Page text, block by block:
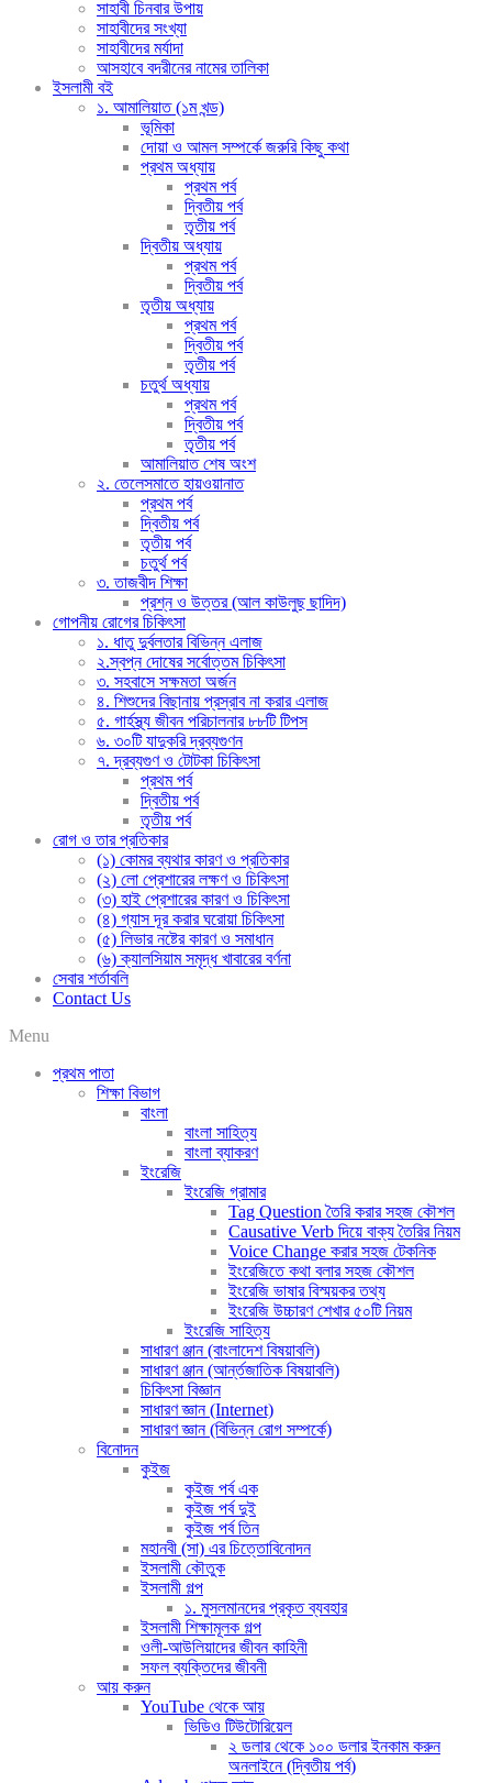
সাহাবী চিনবার উপায়
সাহাবীদের সংখ্যা
সাহাবীদের মর্যাদা
আসহাবে বদরীনের নামের তালিকা
ইসলামী বই
১. আমালিয়াত (১ম খন্ড)
ভূমিকা
দোয়া ও আমল সম্পর্কে জরুরি কিছু কথা
প্রথম অধ্যায়
প্রথম পর্ব
দ্বিতীয় পর্ব
তৃতীয় পর্ব
দ্বিতীয় অধ্যায়
প্রথম পর্ব
দ্বিতীয় পর্ব
তৃতীয় অধ্যায়
প্রথম পর্ব
দ্বিতীয় পর্ব
তৃতীয় পর্ব
চতুর্থ অধ্যায়
প্রথম পর্ব
দ্বিতীয় পর্ব
তৃতীয় পর্ব
আমালিয়াত শেষ অংশ
২. তেলেসমাতে হায়ওয়ানাত
প্রথম পর্ব
দ্বিতীয় পর্ব
তৃতীয় পর্ব
চতুর্থ পর্ব
৩. তাজবীদ শিক্ষা
প্রশ্ন ও উত্তর (আল কাউলুছ ছাদিদ)
গোপনীয় রোগের চিকিৎসা
১. ধাতু দুর্বলতার বিভিন্ন এলাজ
২.স্বপ্ন দোষের সর্বোত্তম চিকিৎসা
৩. সহবাসে সক্ষমতা অর্জন
৪. শিশুদের বিছানায় প্রস্রাব না করার এলাজ
৫. গার্হস্থ্য জীবন পরিচালনার ৮৮টি টিপস
৬. ৩০টি যাদুকরি দ্রব্যগুণন
৭. দ্রব্যগুণ ও টোটকা চিকিৎসা
প্রথম পর্ব
দ্বিতীয় পর্ব
তৃতীয় পর্ব
রোগ ও তার প্রতিকার
(১) কোমর ব্যথার কারণ ও প্রতিকার
(২) লো প্রেশারের লক্ষণ ও চিকিৎসা
(৩) হাই প্রেশারের কারণ ও চিকিৎসা
(৪) গ্যাস দূর করার ঘরোয়া চিকিৎসা
(৫) লিভার নষ্টের কারণ ও সমাধান
(৬) ক্যালসিয়াম সমৃদ্ধ খাবারের বর্ণনা
সেবার শর্তাবলি
Contact Us
Menu
প্রথম পাতা
শিক্ষা বিভাগ
বাংলা
বাংলা সাহিত্য
বাংলা ব্যাকরণ
ইংরেজি
ইংরেজি গ্রামার
Tag Question তৈরি করার সহজ কৌশল
Causative Verb দিয়ে বাক্য তৈরির নিয়ম
Voice Change করার সহজ টেকনিক
ইংরেজিতে কথা বলার সহজ কৌশল
ইংরেজি ভাষার বিস্ময়কর তথ্য
ইংরেজি উচ্চারণ শেখার ৫০টি নিয়ম
ইংরেজি সাহিত্য
সাধারণ ঞ্জান (বাংলাদেশ বিষয়াবলি)
সাধারণ ঞ্জান (আর্ন্তজাতিক বিষয়াবলি)
চিকিৎসা বিজ্ঞান
সাধারণ জ্ঞান (Internet)
সাধারণ জ্ঞান (বিভিন্ন রোগ সম্পর্কে)
বিনোদন
কুইজ
কুইজ পর্ব এক
কুইজ পর্ব দুই
কুইজ পর্ব তিন
মহানবী (সা) এর চিত্তোবিনোদন
ইসলামী কৌতুক
ইসলামী গল্প
১. মুসলমানদের প্রকৃত ব্যবহার
ইসলামী শিক্ষামূলক গল্প
ওলী-আউলিয়াদের জীবন কাহিনী
সফল ব্যক্তিদের জীবনী
আয় করুন
YouTube থেকে আয়
ভিডিও টিউটোরিয়েল
২ ডলার থেকে ১০০ ডলার ইনকাম করুন
অনলাইনে (দ্বিতীয় পর্ব)